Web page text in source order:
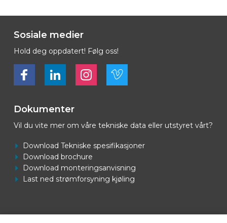
Sosiale medier
Hold deg oppdatert! Følg oss!
Bekijk ons op FacebookBekijk ons op LinkedInBekijk ons op LinkedInBekijk ons op Vimeo
Dokumenter
Vil du vite mer om våre tekniske data eller utstyret vårt?
Download Tekniske spesifikasjoner
Download brochure
Download monteringsanvisning
Last ned strømforsyning kjøling